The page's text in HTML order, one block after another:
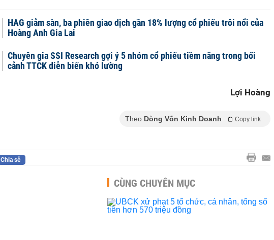
HAG giảm sàn, ba phiên giao dịch gần 18% lượng cổ phiếu trôi nổi của
Hoàng Anh Gia Lai
Chuyên gia SSI Research gợi ý 5 nhóm cổ phiếu tiềm năng trong bối
cảnh TTCK diễn biến khó lường
Lợi Hoàng
Theo Dòng Vốn Kinh Doanh Copy link
Chia sẻ
CÙNG CHUYÊN MỤC